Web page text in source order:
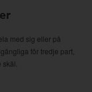
med sig eller på
för tredje part,